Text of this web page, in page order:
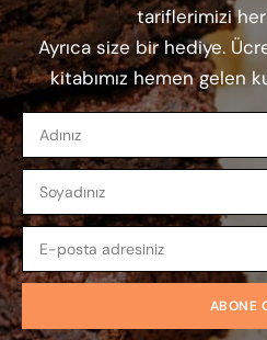
tariflerimizi her
Ayrıca size bir hediye.
kitabımız hemen gelen